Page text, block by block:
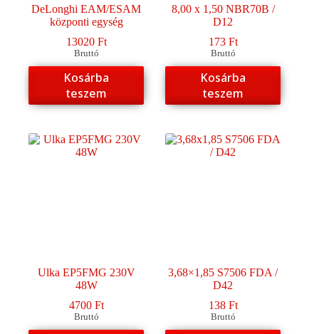
DeLonghi EAM/ESAM
központi egység
13020 Ft
Bruttó
Kosárba
teszem
8,00 x 1,50 NBR70B /
D12
173 Ft
Bruttó
Kosárba
teszem
Ulka EP5FMG 230V
48W
4700 Ft
Bruttó
3,68×1,85 S7506 FDA /
D42
138 Ft
Bruttó